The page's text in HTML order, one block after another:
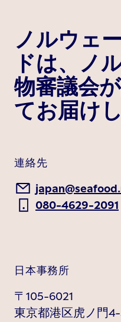
ノルウェ
ドは、ノ
物審議会
てお届け
連絡先
080-4629-2091
日本事務所
〒105-6021
東京都港区虎ノ門